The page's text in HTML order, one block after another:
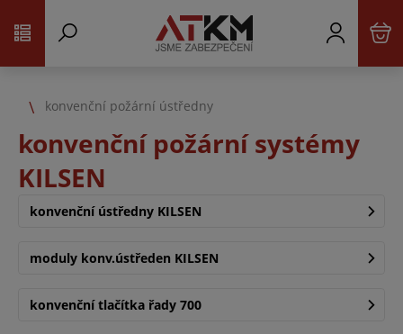
konvenční požární ústředny
konvenční požární systémy
KILSEN
konvenční ústředny KILSEN
moduly konv.ústředen KILSEN
konvenční tlačítka řady 700